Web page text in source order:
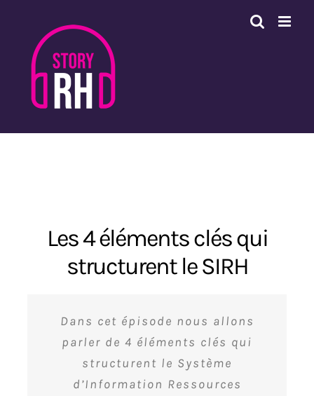
contenu
Les 4 éléments clés qui
structurent le SIRH
Dans cet épisode nous allons
parler de 4 éléments clés qui
structurent le Système
d’Information Ressources